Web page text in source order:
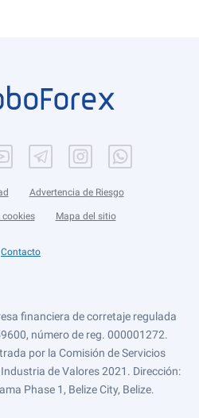
Advertencia de Riesgo
Mapa del sitio
Contacto
financiera de corretaje regulada
número de reg. 000001272.
por la Comisión de Servicios
de Valores 2021. Dirección:
Phase 1, Belize City, Belize.